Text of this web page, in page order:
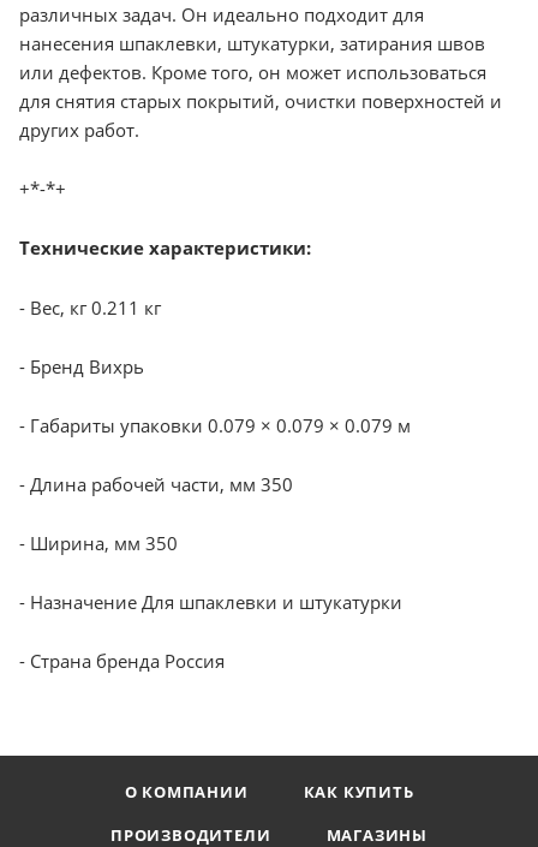
различных задач. Он идеально подходит для
нанесения шпаклевки, штукатурки, затирания швов
или дефектов. Кроме того, он может использоваться
для снятия старых покрытий, очистки поверхностей и
других работ.
+*-*+
Технические характеристики:
- Вес, кг 0.211 кг
- Бренд Вихрь
- Габариты упаковки 0.079 × 0.079 × 0.079 м
- Длина рабочей части, мм 350
- Ширина, мм 350
- Назначение Для шпаклевки и штукатурки
- Страна бренда Россия
О КОМПАНИИ
КАК КУПИТЬ
ПРОИЗВОДИТЕЛИ
МАГАЗИНЫ